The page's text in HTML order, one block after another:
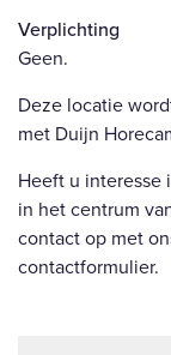
Verplichting
Geen.
Deze locatie
met Duijn
Heeft u interesse
in het centrum
contact op met
contactformulier.